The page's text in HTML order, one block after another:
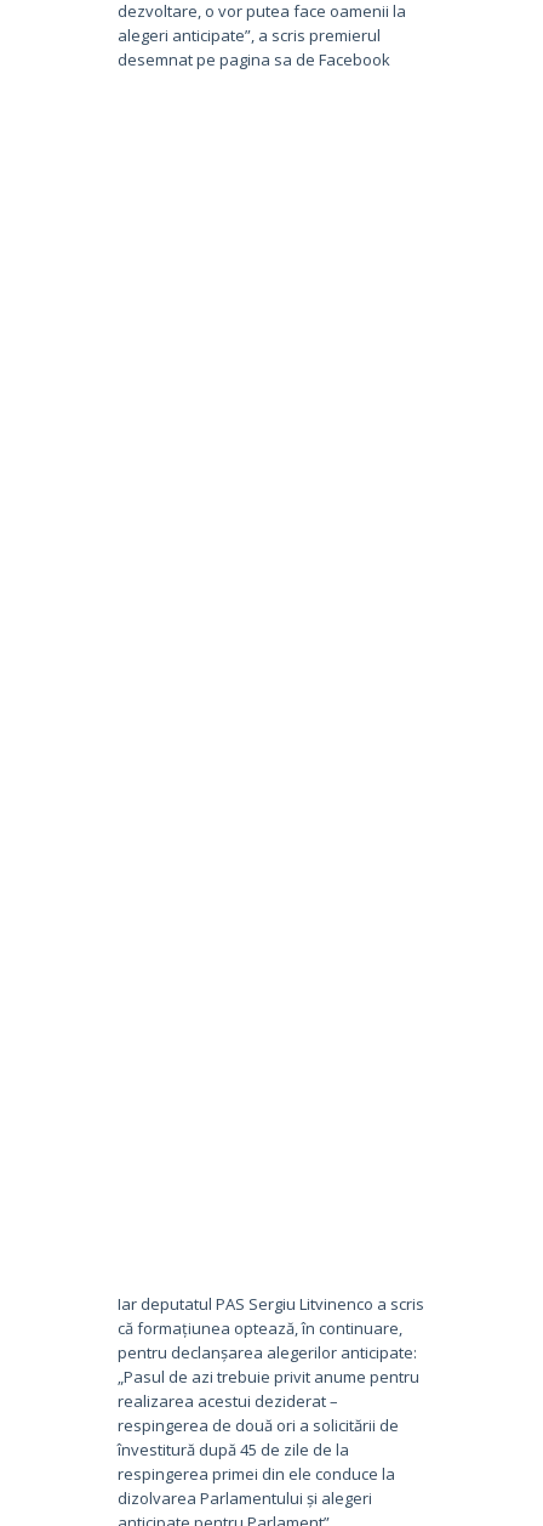
dezvoltare, o vor putea face oamenii la
alegeri anticipate”, a scris premierul
desemnat pe pagina sa de Facebook
Iar deputatul PAS Sergiu Litvinenco a scris
că formațiunea optează, în continuare,
pentru declanșarea alegerilor anticipate:
„Pasul de azi trebuie privit anume pentru
realizarea acestui deziderat –
respingerea de două ori a solicitării de
învestitură după 45 de zile de la
respingerea primei din ele conduce la
dizolvarea Parlamentului și alegeri